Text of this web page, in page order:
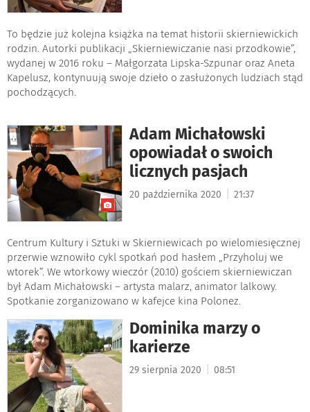
To będzie już kolejna książka na temat historii skierniewickich
rodzin. Autorki publikacji „Skierniewiczanie nasi przodkowie”,
wydanej w 2016 roku – Małgorzata Lipska-Szpunar oraz Aneta
Kapelusz, kontynuują swoje dzieło o zasłużonych ludziach stąd
pochodzących.
Adam Michałowski
opowiadał o swoich
licznych pasjach
20 października 2020 21:37
Centrum Kultury i Sztuki w Skierniewicach po wielomiesięcznej
przerwie wznowiło cykl spotkań pod hasłem „Przyholuj we
wtorek”. We wtorkowy wieczór (20.10) gościem skierniewiczan
był Adam Michałowski – artysta malarz, animator lalkowy.
Spotkanie zorganizowano w kafejce kina Polonez.
Dominika marzy o
karierze
29 sierpnia 2020 08:51